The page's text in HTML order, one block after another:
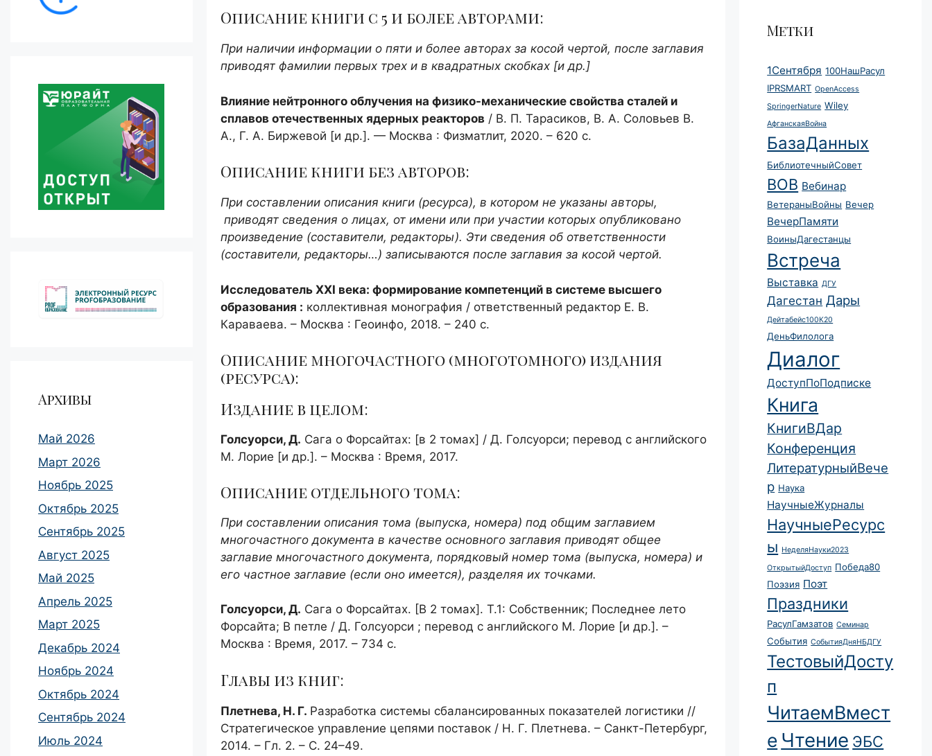
Описание книги с 5 и более авторами:
При наличии информации о пяти и более авторах за косой чертой, после заглавия
приводят фамилии первых трех и в квадратных скобках [и др.]
Влияние нейтронного облучения на физико-механические свойства сталей и
сплавов отечественных ядерных реакторов/ В. П. Тарасиков, В. А. Соловьев В.
А., Г. А. Биржевой [и др.]. — Москва : Физматлит, 2020. – 620 с.
Описание книги без авторов:
При составлении описания книги (ресурса), в котором не указаны авторы,
приводят сведения о лицах, от имени или при участии которых опубликовано
произведение (составители, редакторы). Эти сведения об ответственности
(составители, редакторы…) записываются после заглавия за косой чертой.
Исследователь XXI века: формирование компетенций в системе высшего
образования : коллективная монография / ответственный редактор Е. В.
Караваева. – Москва : Геоинфо, 2018. – 240 с.
Описание многочастного (многотомного) издания
(ресурса):
Издание в целом:
Голсуорси, Д. Сага о Форсайтах: [в 2 томах] / Д. Голсуорси; перевод с английского
М. Лорие [и др.]. – Москва : Время, 2017.
Описание отдельного тома:
При составлении описания тома (выпуска, номера) под общим заглавием
многочастного документа в качестве основного заглавия приводят общее
заглавие многочастного документа, порядковый номер тома (выпуска, номера) и
его частное заглавие (если оно имеется), разделяя их точками.
Голсуорси, Д. Сага о Форсайтах. [В 2 томах]. Т.1: Собственник; Последнее лето
Форсайта; В петле / Д. Голсуорси ; перевод с английского М. Лорие [и др.]. –
Москва : Время, 2017. – 734 с.
Главы из книг:
Плетнева, Н. Г. Разработка системы сбалансированных показателей логистики //
Стратегическое управление цепями поставок / Н. Г. Плетнева. – Санкт-Петербург,
2014. – Гл. 2. – С. 24–49.
Архивы
Май 2026
Март 2026
Ноябрь 2025
Октябрь 2025
Сентябрь 2025
Август 2025
Май 2025
Апрель 2025
Март 2025
Декабрь 2024
Ноябрь 2024
Октябрь 2024
Сентябрь 2024
Июль 2024
Метки
1Сентября 100НашРасул
IPRSMART OpenAccess
SpringerNature Wiley
АфганскаяВойна
БазаДанных
БиблиотечныйСовет
ВОВ Вебинар
ВетераныВойны Вечер
ВечерПамяти
ВоиныДагестанцы
Встреча
Выставка ДГУ
Дагестан Дары
Дейтабейс100К20
ДеньФилолога
Диалог
ДоступПоПодписке
Книга
КнигиВДар
Конференция
ЛитературныйВече
р Наука
НаучныеЖурналы
НаучныеРесурс
ы НеделяНауки2023
ОткрытыйДоступ Победа80
Поэзия Поэт
Праздники
РасулГамзатов Семинар
События СобытияДняНБДГУ
ТестовыйДосту
п
ЧитаемВмест
е Чтение ЭБС